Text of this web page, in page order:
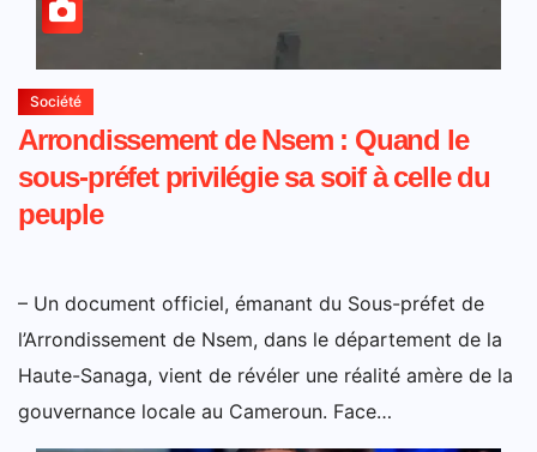
Société
Arrondissement de Nsem : Quand le
sous-préfet privilégie sa soif à celle du
peuple
– Un document officiel, émanant du Sous-préfet de
l’Arrondissement de Nsem, dans le département de la
Haute-Sanaga, vient de révéler une réalité amère de la
gouvernance locale au Cameroun. Face…